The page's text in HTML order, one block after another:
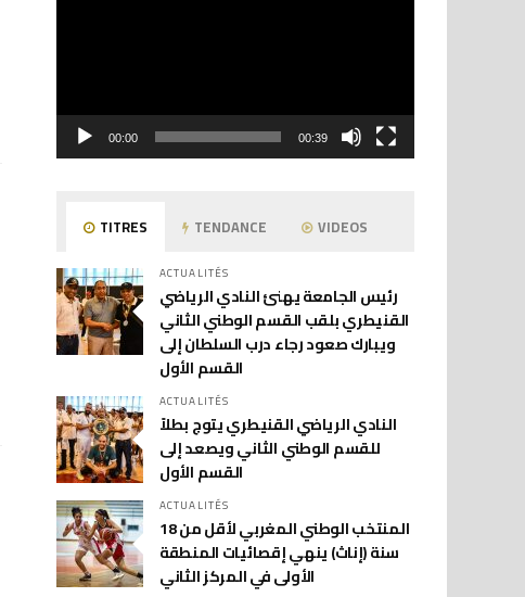
00:00 00:39
TITRES TENDANCE VIDEOS
ACTUALITÉS
رئيس الجامعة يهنئ النادي الرياضي
القنيطري بلقب القسم الوطني الثاني
ويبارك صعود رجاء درب السلطان إلى
القسم الأول
ACTUALITÉS
النادي الرياضي القنيطري يتوج بطلاً
للقسم الوطني الثاني ويصعد إلى
القسم الأول
ACTUALITÉS
المنتخب الوطني المغربي لأقل من 18
سنة (إناث) ينهي إقصائيات المنطقة
الأولى في المركز الثاني